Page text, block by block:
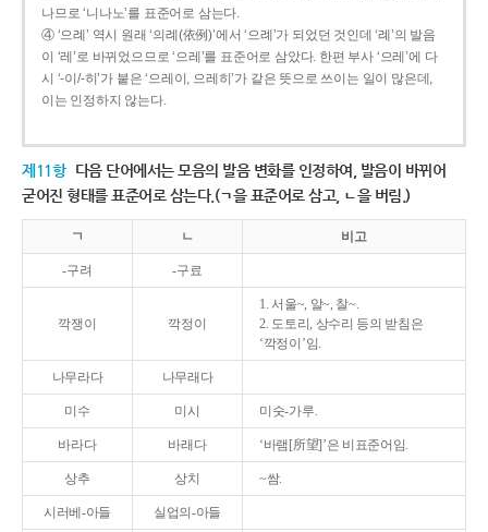
나므로 ‘니나노’를 표준어로 삼는다.
④ ‘으례’ 역시 원래 ‘의례(依例)’에서 ‘으례’가 되었던 것인데 ‘례’의 발음
이 ‘레’로 바뀌었으므로 ‘으레’를 표준어로 삼았다. 한편 부사 ‘으레’에 다
시 ‘-이/-히’가 붙은 ‘으레이, 으레히’가 같은 뜻으로 쓰이는 일이 많은데,
이는 인정하지 않는다.
제11항 다음 단어에서는 모음의 발음 변화를 인정하여, 발음이 바뀌어
굳어진 형태를 표준어로 삼는다.(ㄱ을 표준어로 삼고, ㄴ을 버림.)
ㄱ ㄴ 비고
-구려 -구료
깍쟁이 깍정이
1. 서울~, 알~, 찰~.
2. 도토리, 상수리 등의 받침은
‘깍정이’임.
나무라다 나무래다
미수 미시 미숫-가루.
바라다 바래다 ‘바램[所望]’은 비표준어임.
상추 상치 ~쌈.
시러베-아들 실업의-아들